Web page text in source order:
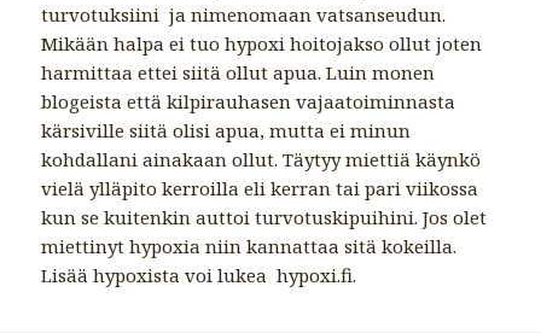
turvotuksiini ja nimenomaan vatsanseudun.
Mikään halpa ei tuo hypoxi hoitojakso ollut joten
harmittaa ettei siitä ollut apua. Luin monen
blogeista että kilpirauhasen vajaatoiminnasta
kärsiville siitä olisi apua, mutta ei minun
kohdallani ainakaan ollut. Täytyy miettiä käynkö
vielä ylläpito kerroilla eli kerran tai pari viikossa
kun se kuitenkin auttoi turvotuskipuihini. Jos olet
miettinyt hypoxia niin kannattaa sitä kokeilla.
Lisää hypoxista voi lukea hypoxi.fi.